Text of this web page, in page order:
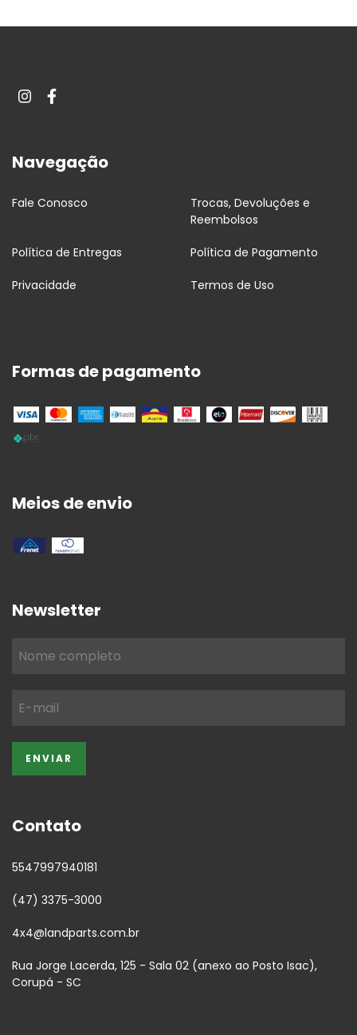
Navegação
Fale Conosco
Trocas, Devoluções e
Reembolsos
Política de Entregas Política de Pagamento
Privacidade Termos de Uso
Formas de pagamento
Meios de envio
Newsletter
Contato
5547997940181
(47) 3375-3000
4x4@landparts.com.br
Rua Jorge Lacerda, 125 - Sala 02 (anexo ao Posto Isac),
Corupá - SC